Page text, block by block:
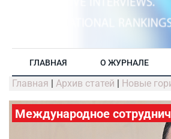
ГЛАВНАЯ О ЖУРНАЛЕ
Главная | Архив статей | Новые
Международное